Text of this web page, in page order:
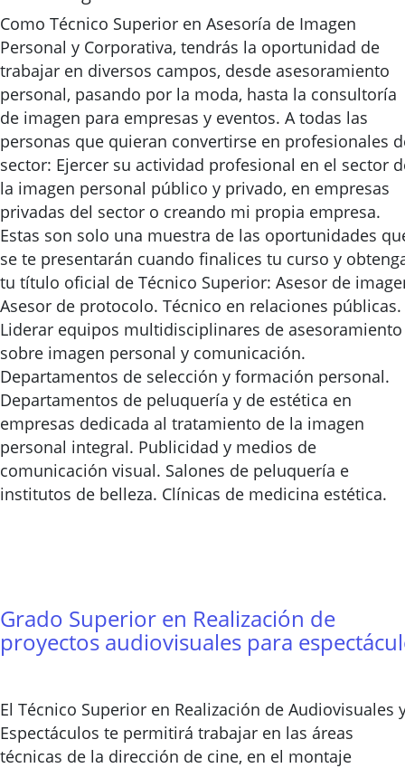
Como Técnico Superior en Asesoría de Imagen
Personal y Corporativa, tendrás la oportunidad de
trabajar en diversos campos, desde asesoramiento
personal, pasando por la moda, hasta la consultoría
de imagen para empresas y eventos. A todas las
personas que quieran convertirse en profesionales
sector: Ejercer su actividad profesional en el sector
la imagen personal público y privado, en empresas
privadas del sector o creando mi propia empresa.
Estas son solo una muestra de las oportunidades
se te presentarán cuando finalices tu curso y
tu título oficial de Técnico Superior: Asesor de
Asesor de protocolo. Técnico en relaciones públicas.
Liderar equipos multidisciplinares de asesoramiento
sobre imagen personal y comunicación.
Departamentos de selección y formación personal.
Departamentos de peluquería y de estética en
empresas dedicada al tratamiento de la imagen
personal integral. Publicidad y medios de
comunicación visual. Salones de peluquería e
institutos de belleza. Clínicas de medicina estética.
Grado Superior en Realización de
proyectos audiovisuales para
El Técnico Superior en Realización de Audiovisuales
Espectáculos te permitirá trabajar en las áreas
técnicas de la dirección de cine, en el montaje